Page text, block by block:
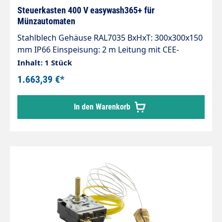
Steuerkasten 400 V easywash365+ für
Münzautomaten
Stahlblech Gehäuse RAL7035 BxHxT: 300x300x150
mm IP66 Einspeisung: 2 m Leitung mit CEE-
Stecker 16 A, 400VAC, 50Hz, 3Ph/N/PE.
Steuerspannungsaufbereitung 24VAC, 20VA mit 2
Sicherungsautomaten. Motorabgang mit
Leistungsschütz 7,54kW. Zeitrelais zur
Impulsverlängerung.Knebelschalter zum
Umschalten auf Dauerbetrieb.
Inhalt: 1 Stück
1.663,39 €*
In den Warenkorb